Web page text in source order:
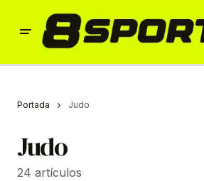
Portada Judo
Judo
24 artículos